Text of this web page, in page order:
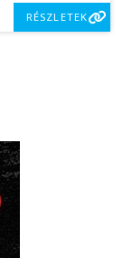
RÉSZLETEK